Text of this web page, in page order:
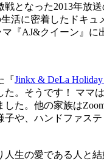
となった2013年放
活に密着したドキ
『AJ&クイーン』
『Jinkx & DeLa Holiday
。そうです！ ママ
た。他の家族は
や、ハンドファス
生の愛である人と結